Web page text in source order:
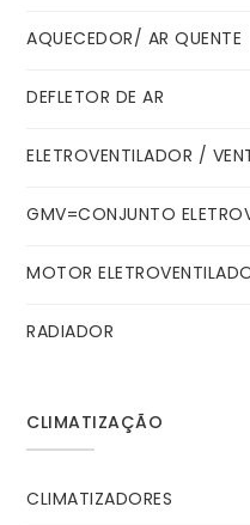
AQUECEDOR/ AR QUENTE
DEFLETOR DE AR
ELETROVENTILADOR /
GMV=CONJUNTO
MOTOR
RADIADOR
CLIMATIZAÇÃO
CLIMATIZADORES